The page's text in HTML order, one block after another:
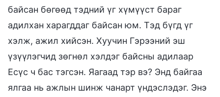
байсан бөгөөд тэдний үг хүмүүст бараг
адилхан харагддаг байсан юм. Тэд бүгд үг
хэлж, ажил хийсэн. Хуучин Гэрээний эш
үзүүлэгчид зөгнөл хэлдэг байсны адилаар
Есүс ч бас тэгсэн. Яагаад тэр вэ? Энд байгаа
ялгаа нь ажлын шинж чанарт үндэслэдэг. Энэ